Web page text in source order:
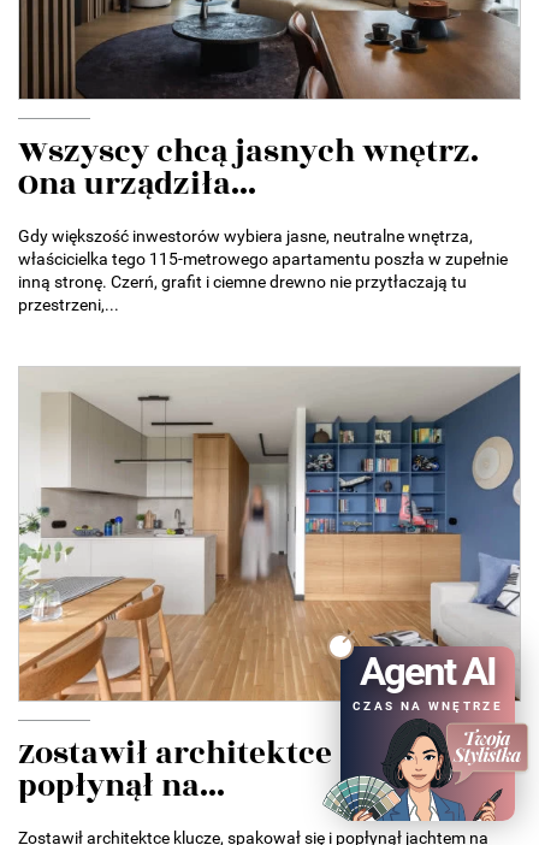
Wszyscy chcą jasnych wnętrz.
Ona urządziła...
Gdy większość inwestorów wybiera jasne, neutralne wnętrza,
właścicielka tego 115-metrowego apartamentu poszła w zupełnie
inną stronę. Czerń, grafit i ciemne drewno nie przytłaczają tu
przestrzeni,...
Zostawił architektce klucze i
popłynął na...
Zostawił architektce klucze, spakował się i popłynął jachtem na
Agent AI
CZAS NA WNĘTRZE